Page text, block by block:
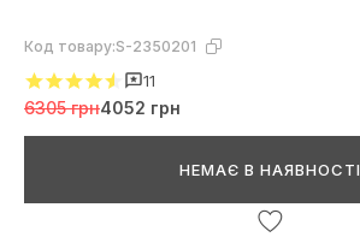
Код товару:S-2350201
11
6305 грн4052 грн
НЕМАЄ В НАЯВНОСТІ